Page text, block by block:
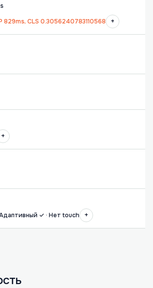
829ms, CLS 0.3056240783110568
+
+
✓ · Нет touch
+